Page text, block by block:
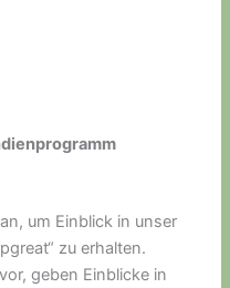
um Einblick in unser
zu erhalten.
geben Einblicke in